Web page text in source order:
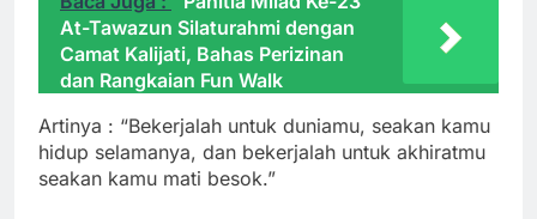
At-Tawazun Silaturahmi dengan
Camat Kalijati, Bahas Perizinan
dan Rangkaian Fun Walk
Artinya : “Bekerjalah untuk duniamu, seakan kamu
hidup selamanya, dan bekerjalah untuk akhiratmu
seakan kamu mati besok.”